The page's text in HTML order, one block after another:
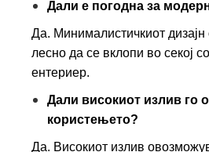
Дали е погодна за
Да. Минималистичкиот
лесно да се вклопи во секој
ентериер.
Дали високиот излив го
користењето?
Да. Високиот излив